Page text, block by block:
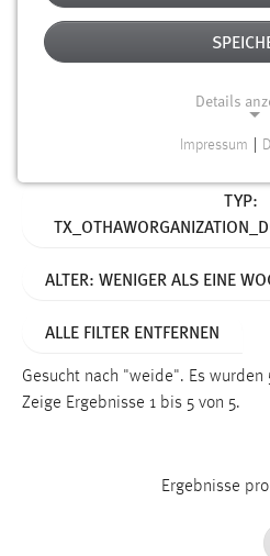
Alter
TYP:
ALTER: WENIGER ALS EINE
ALLE FILTER ENTFERNEN
Gesucht nach "weide". Es wurden
Zeige Ergebnisse 1 bis 5 von 5.
Ergebnisse
Details
Notwendige Cookies
Funktionen und sind für die
cookie_consent
Zweck:
Cookie Laufzeit:
Impressum